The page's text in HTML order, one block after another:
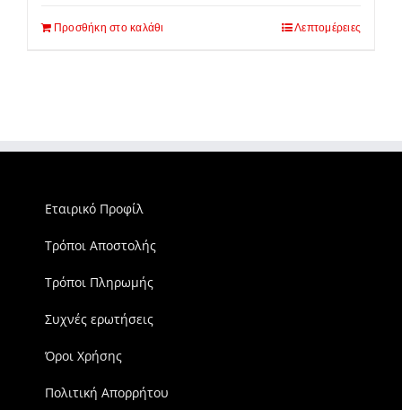
65,00€.είναι:
Προσθήκη στο καλάθι Λεπτομέρειες
Εταιρικό Προφίλ
Τρόποι Αποστολής
Τρόποι Πληρωμής
Συχνές ερωτήσεις
Όροι Χρήσης
Πολιτική Απορρήτου